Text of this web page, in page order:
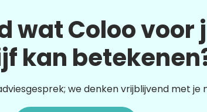
wat Coloo voor
kan
we denken vrijblijvend met je